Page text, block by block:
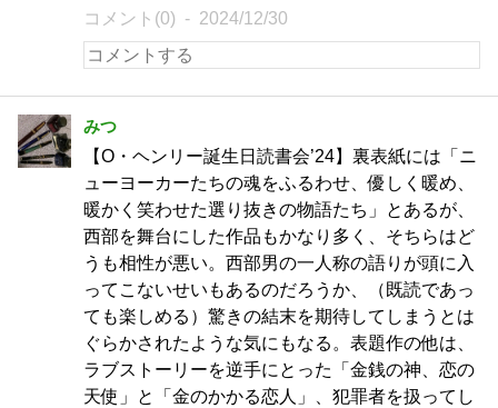
コメント(0) 2024/12/30
みつ
【O・ヘンリー誕生日読書会’24】裏表紙には「ニ
ューヨーカーたちの魂をふるわせ、優しく暖め、
暖かく笑わせた選り抜きの物語たち」とあるが、
西部を舞台にした作品もかなり多く、そちらはど
うも相性が悪い。西部男の一人称の語りが頭に入
ってこないせいもあるのだろうか、（既読であっ
ても楽しめる）驚きの結末を期待してしまうとは
ぐらかされたような気にもなる。表題作の他は、
ラブストーリーを逆手にとった「金銭の神、恋の
天使」と「金のかかる恋人」、犯罪者を扱ってし